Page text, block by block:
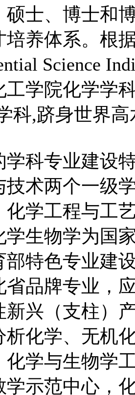
硕士、博士和
培养体系。根
Science
工学院化学学
科,跻身世界
学科专业建设
技术两个一级
化学工程与工
学生物学为国
部特色专业建
省品牌专业，
新兴（支柱）
析化学、无机
化学与生物学
学示范中心，